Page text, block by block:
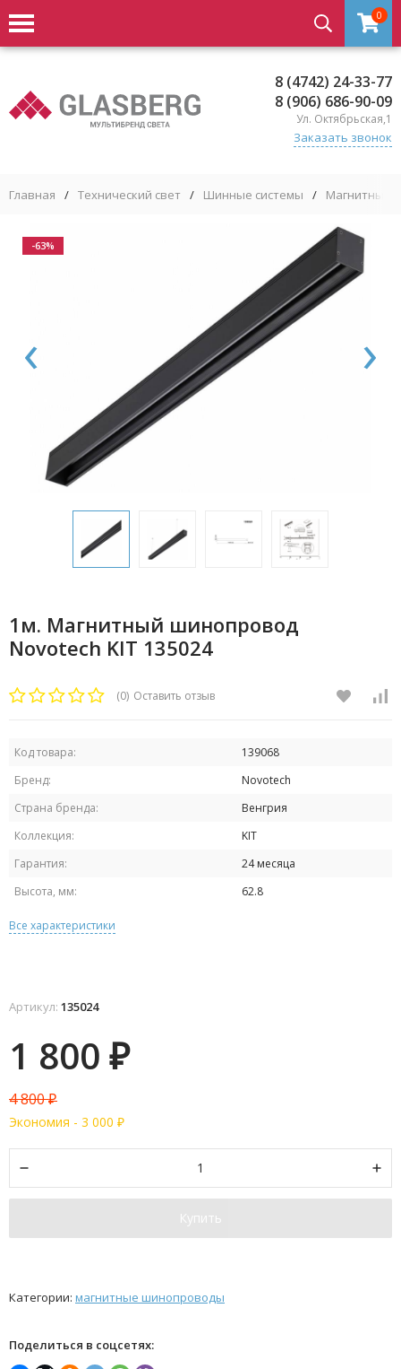
0
8 (4742) 24-33-77
8 (906) 686-90-09
Ул. Октябрьская,1
Заказать звонок
Главная / Технический свет / Шинные системы / Магнитные
-63%
‹ ›
1м. Магнитный шинопровод
Novotech KIT 135024
(0) Оставить отзыв
Код товара:
139068
Бренд:
Novotech
Страна бренда:
Венгрия
Коллекция:
KIT
Гарантия:
24 месяца
Высота, мм:
62.8
Все характеристики
Артикул: 135024
1 800 ₽
4 800₽
Экономия - 3 000 ₽
Купить
Категории: магнитные шинопроводы
Поделиться в соцсетях: